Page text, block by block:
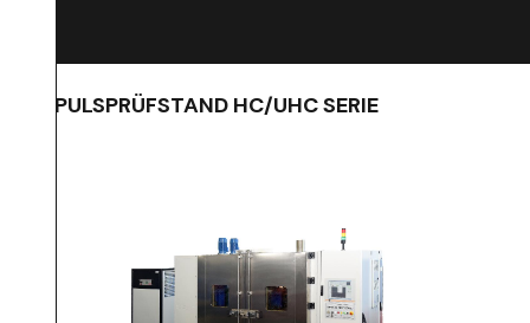
IMPULSPRÜFSTAND HC/UHC SERIE